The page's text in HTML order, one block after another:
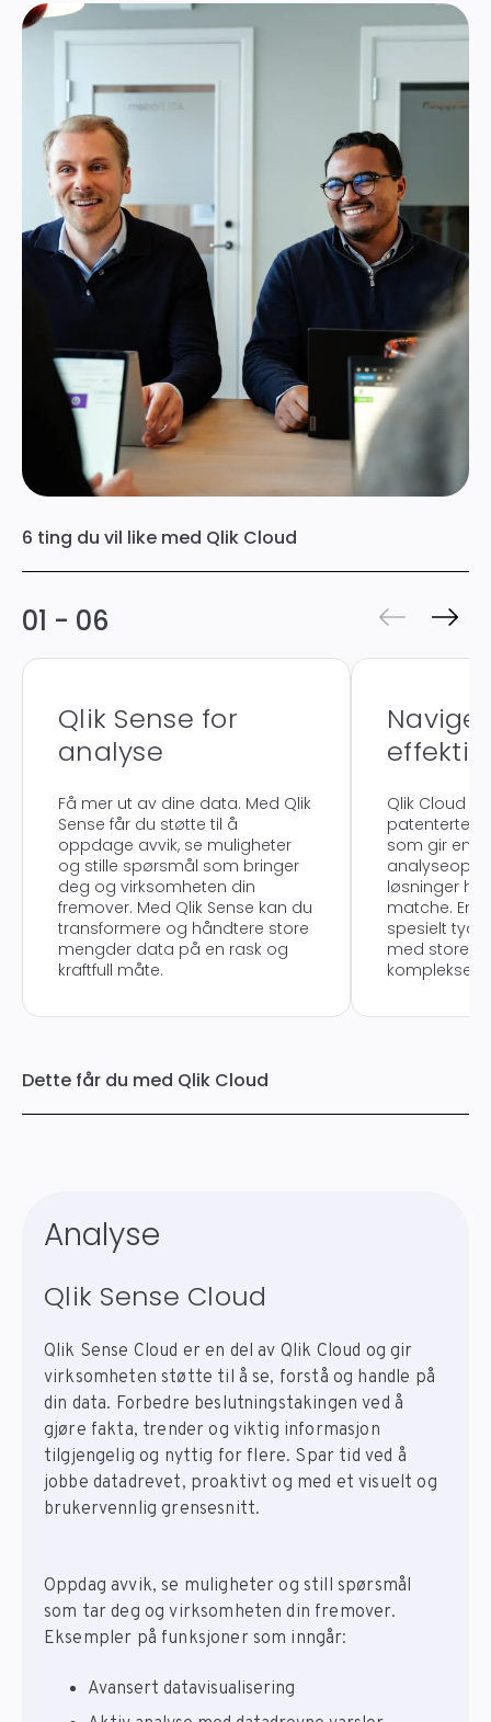
6 ting du vil like med Qlik Cloud
01 - 06
Qlik Sense for
analyse
Få mer ut av dine data. Med Qlik
Sense får du støtte til å
oppdage avvik, se muligheter
og stille spørsmål som bringer
deg og virksomheten din
fremover. Med Qlik Sense kan du
transformere og håndtere store
mengder data på en rask og
kraftfull måte.
Qlik Cloud
patenterte
som gir en
løsninger
matche. En
spesielt
med store
komplekse
Dette får du med Qlik Cloud
Analyse
Qlik Sense Cloud
Qlik Sense Cloud er en del av Qlik Cloud og gir
virksomheten støtte til å se, forstå og handle på
din data. Forbedre beslutningstakingen ved å
gjøre fakta, trender og viktig informasjon
tilgjengelig og nyttig for flere. Spar tid ved å
jobbe datadrevet, proaktivt og med et visuelt og
brukervennlig grensesnitt.
Oppdag avvik, se muligheter og still spørsmål
som tar deg og virksomheten din fremover.
Eksempler på funksjoner som inngår:
Avansert datavisualisering